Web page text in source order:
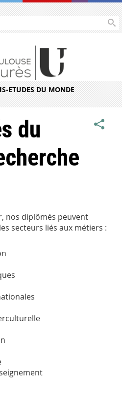
ETUDES DU MONDE
du
nos diplômés peuvent
secteurs liés aux métiers :